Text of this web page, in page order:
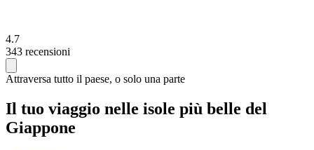
4.7
343 recensioni
Attraversa tutto il paese, o solo una parte
Il tuo viaggio nelle isole più belle del
Giappone